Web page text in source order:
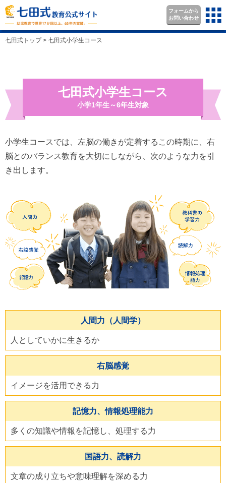
フォームから
お問い合わせ
七田式トップ > 七田式小学生コース
七田式小学生コース
小学1年生～6年生対象
小学生コースでは、左脳の働きが定着するこの時期に、右
脳とのバランス教育を大切にしながら、次のような力を引
き出します。
人間力（人間学）
人としていかに生きるか
右脳感覚
イメージを活用できる力
記憶力、情報処理能力
多くの知識や情報を記憶し、処理する力
国語力、読解力
文章の成り立ちや意味理解を深める力